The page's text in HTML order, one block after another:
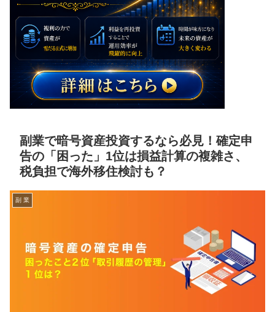
副業で暗号資産投資するなら必見！確定申
告の「困った」1位は損益計算の複雑さ、
税負担で海外移住検討も？
副 業